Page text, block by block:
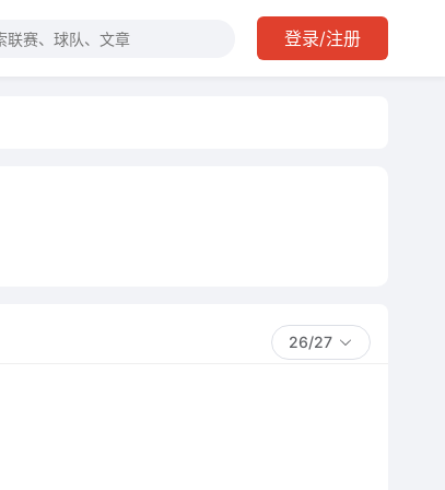
登录/注册
26/27